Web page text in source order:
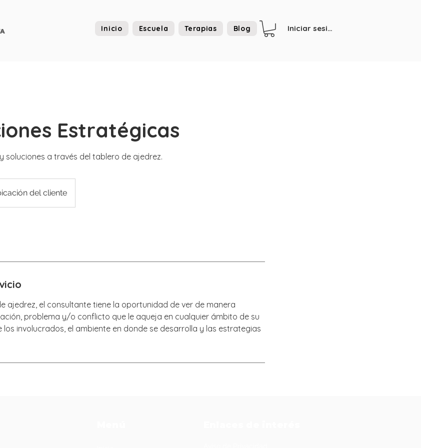
Inicio Escuela Terapias Blog Iniciar sesión
Estratégicas
soluciones a través del tablero de ajedrez.
del cliente
ajedrez, el consultante tiene la oportunidad de ver de manera
problema y/o conflicto que le aqueja en cualquier ámbito de su
los involucrados, el ambiente en donde se desarrolla y las estrategias